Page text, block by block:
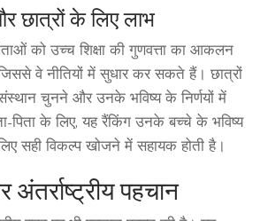
छात्रों के लिए लाभ
को उच्च शिक्षा की गुणवत्ता का आकलन
वे नीतियों में सुधार कर सकते हैं। छात्रों
चुनने और उनके भविष्य के निर्णयों में
पिता के लिए, यह रैंकिंग उनके बच्चे के भविष्य
सही विकल्प खोजने में सहायक होती है।
पहचान